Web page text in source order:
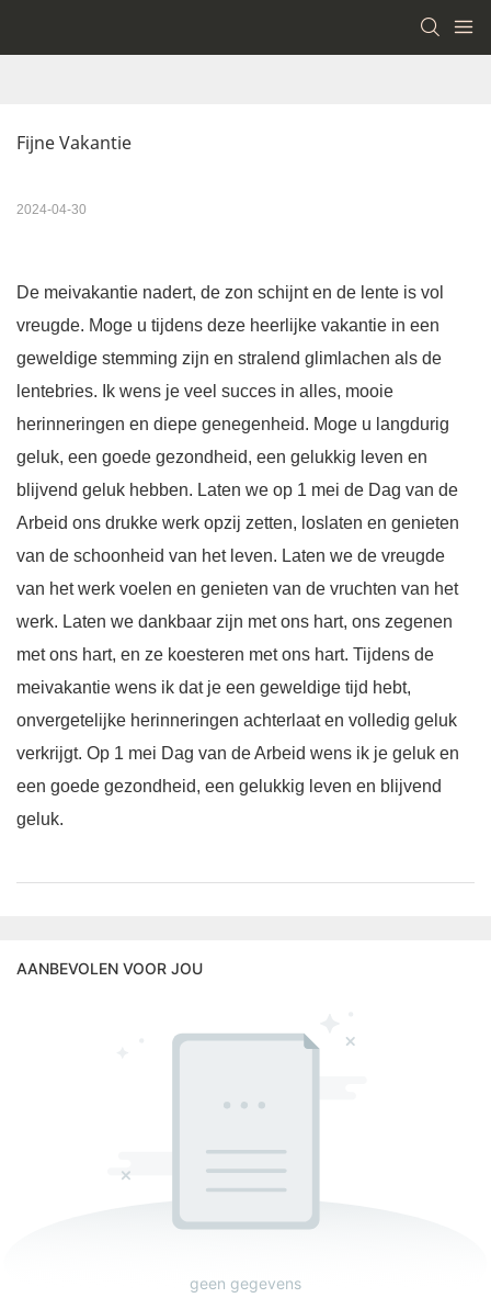
Fijne Vakantie
2024-04-30
De meivakantie nadert, de zon schijnt en de lente is vol
vreugde. Moge u tijdens deze heerlijke vakantie in een
geweldige stemming zijn en stralend glimlachen als de
lentebries. Ik wens je veel succes in alles, mooie
herinneringen en diepe genegenheid. Moge u langdurig
geluk, een goede gezondheid, een gelukkig leven en
blijvend geluk hebben. Laten we op 1 mei de Dag van de
Arbeid ons drukke werk opzij zetten, loslaten en genieten
van de schoonheid van het leven. Laten we de vreugde
van het werk voelen en genieten van de vruchten van het
werk. Laten we dankbaar zijn met ons hart, ons zegenen
met ons hart, en ze koesteren met ons hart. Tijdens de
meivakantie wens ik dat je een geweldige tijd hebt,
onvergetelijke herinneringen achterlaat en volledig geluk
verkrijgt. Op 1 mei Dag van de Arbeid wens ik je geluk en
een goede gezondheid, een gelukkig leven en blijvend
geluk.
AANBEVOLEN VOOR JOU
geen gegevens